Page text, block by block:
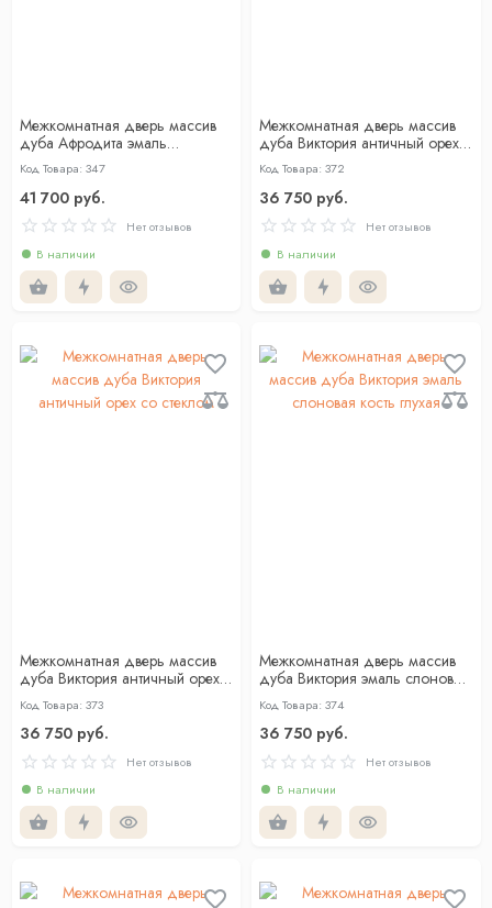
Межкомнатная дверь массив
дуба Афродита эмаль
слоновая кость со стеклом
Код Товара: 347
41 700 руб.
Нет отзывов
В наличии
Межкомнатная дверь массив
дуба Виктория античный орех
глухая
Код Товара: 372
36 750 руб.
Нет отзывов
В наличии
Межкомнатная дверь массив
дуба Виктория античный орех
со стеклом
Код Товара: 373
36 750 руб.
Нет отзывов
В наличии
Межкомнатная дверь массив
дуба Виктория эмаль слоновая
кость глухая
Код Товара: 374
36 750 руб.
Нет отзывов
В наличии